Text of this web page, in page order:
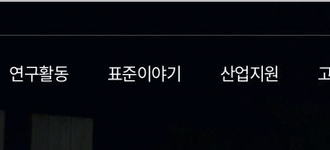
연구활동 표준이야기 산업지원